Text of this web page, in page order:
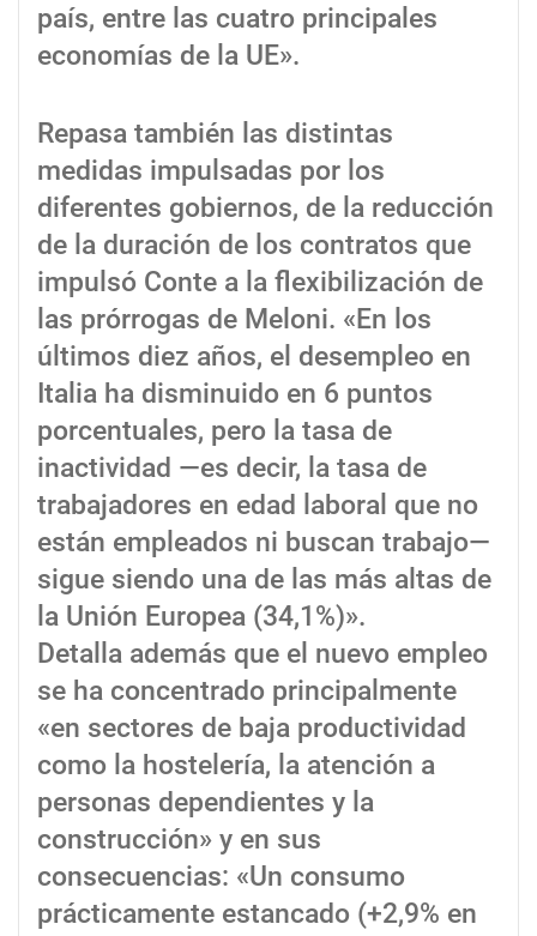
país, entre las cuatro principales
economías de la UE».
Repasa también las distintas
medidas impulsadas por los
diferentes gobiernos, de la reducción
de la duración de los contratos que
impulsó Conte a la flexibilización de
las prórrogas de Meloni. «En los
últimos diez años, el desempleo en
Italia ha disminuido en 6 puntos
porcentuales, pero la tasa de
inactividad —es decir, la tasa de
trabajadores en edad laboral que no
están empleados ni buscan trabajo—
sigue siendo una de las más altas de
la Unión Europea (34,1%)».
Detalla además que el nuevo empleo
se ha concentrado principalmente
«en sectores de baja productividad
como la hostelería, la atención a
personas dependientes y la
construcción» y en sus
consecuencias: «Un consumo
prácticamente estancado (+2,9% en